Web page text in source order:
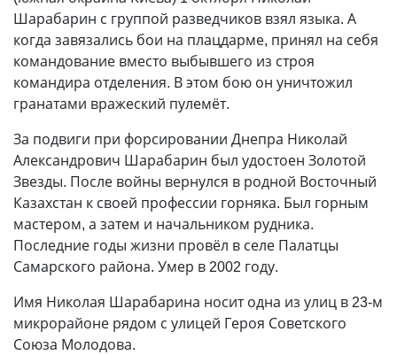
Шарабарин с группой разведчиков взял языка. А
когда завязались бои на плацдарме, принял на себя
командование вместо выбывшего из строя
командира отделения. В этом бою он уничтожил
гранатами вражеский пулемёт.
За подвиги при форсировании Днепра Николай
Александрович Шарабарин был удостоен Золотой
Звез­ды. После войны вернулся в родной Восточный
Казахстан к своей профессии горняка. Был горным
мастером, а затем и начальником рудника.
Последние годы жизни провёл в селе Палатцы
Самарского района. Умер в 2002 году.
Имя Николая Шарабарина носит одна из улиц в 23-м
микрорайоне рядом с улицей Героя Советского
Союза Молодова.